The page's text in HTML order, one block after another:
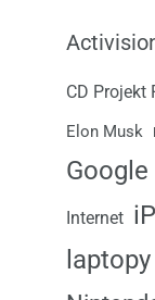
CD Projekt
Elon Musk
Google
Internet
laptopy